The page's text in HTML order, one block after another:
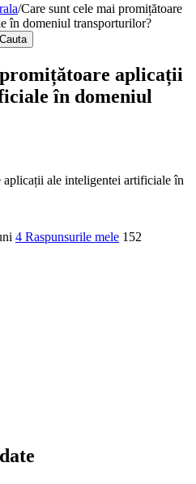
/Care sunt cele mai promițătoare
în domeniul transporturilor?
Cauta
aplicații
în domeniul
aplicații ale inteligentei artificiale în
4 Raspunsurile mele 152